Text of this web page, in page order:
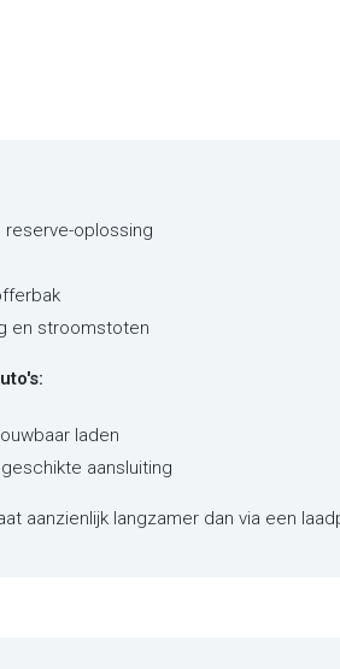
oplossing
en stroomstoten
laden
aansluiting
aanzienlijk langzamer dan via een